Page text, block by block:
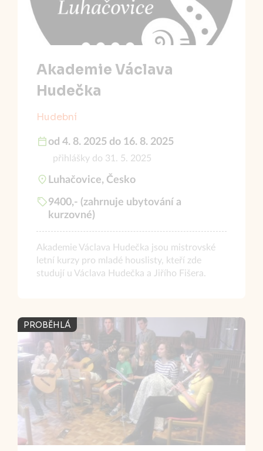
Akademie Václava
Hudečka
Hudební
od 4. 8. 2025 do 16. 8. 2025
přihlášky do 31. 5. 2025
Luhačovice, Česko
9400,- (zahrnuje ubytování a
kurzovné)
Akademie Václava Hudečka jsou mistrovské
letní kurzy pro mladé houslisty, kteří zde
studují u Václava Hudečka a Jiřího Fišera.
PROBĚHLÁ